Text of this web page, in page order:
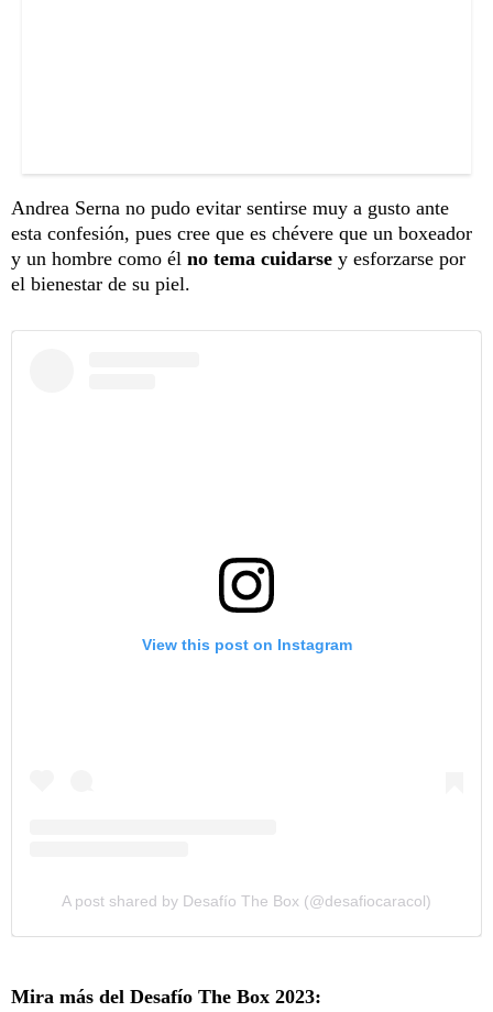
Andrea Serna no pudo evitar sentirse muy a gusto ante
esta confesión, pues cree que es chévere que un boxeador
y un hombre como él no tema cuidarse y esforzarse por
el bienestar de su piel.
View this post on Instagram
A post shared by Desafío The Box (@desafiocaracol)
Mira más del Desafío The Box 2023: